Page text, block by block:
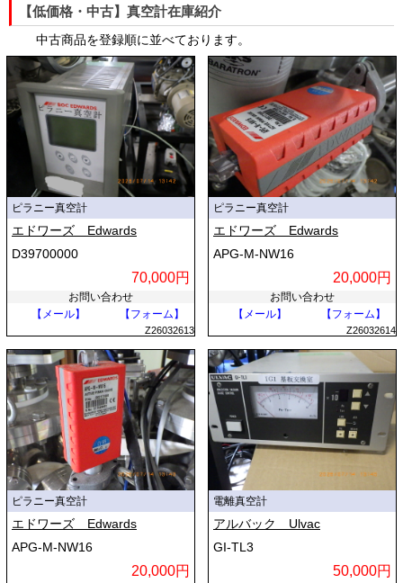
ス10乗パスカル以下）まで、その幅は十数桁にも及びます。単一の測
定原理ですべての領域をカバーすることは物理的に不可能であるため、
対象とする圧力帯や測定環境に応じて異なる原理の真空計を選択・組み
合わせる必要があります。
また、測定方式によって、空間全体の圧力を算術的に測定する「全圧
計」と、残留気体の種類ごとの割合まで測定する「分圧計（質量分析
計）」に大別されます。さらに、気体の種類（窒素、アルゴン、水素な
ど）によって指示値が変動する「気体種依存性」の有無も選定上の重要
な特徴です。
■ 真空計の仕組みと動作原理
真空計は、利用する物理現象によって大きく「全圧測定」と「分圧測
定」に分類され、それぞれ特有の仕組みで圧力を算出します。
低・中真空領域で広く使われる「熱伝導型真空計（ピラニ真空計）」
は、通電加熱した薄い金属線から周囲の気体分子へ逃げる熱量の変化を
利用します。気体密度が高いほど熱が逃げやすく、低いほど逃げにくい
ため、温度変化に伴う電気抵抗の差から圧力を換算します。
高精度な全圧測定には「隔膜型真空計（ダイヤフラム真空計）」が用い
られます。受圧部に張られた薄膜が受ける微小な圧力を静電容量の変化
などで検出し、気体の種類に影響されない絶対圧力を直接測定します。
高・超高真空領域では「電離真空計」が必須となります。熱陰極型（B-
A型など）は加熱フィラメントから放たれた電子を気体分子に衝突させ
てイオン化し、発生したイオン電流の大きさから圧力を求めます。フィ
て採用されています。
【低価格・中古】真空計在庫紹介
中古商品を登録順に並べております。
ピラニー真空計
エドワーズ Edwards
D39700000
70,000円
お問い合わせ
【メール】
【フォーム】
Z26032613
ピラニー真空計
エドワーズ Edwards
APG-M-NW16
20,000円
お問い合わせ
【メール】
【フォーム】
Z26032614
ピラニー真空計
エドワーズ Edwards
APG-M-NW16
20,000円
電離真空計
アルバック Ulvac
GI-TL3
50,000円